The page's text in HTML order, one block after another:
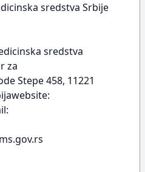
sredstva Srbije
sredstva
za
Stepe 458, 11221